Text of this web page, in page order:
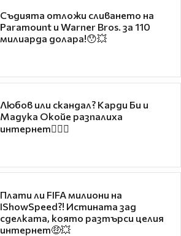
Съдията отложи сливането на
Paramount и Warner Bros. за 110
милиарда долара!😯💥
Любов или скандал? Карди Би и
Мадука Окойе разпалиха
интернет❤️‍🔥🔥
Плати ли FIFA милиони на
IShowSpeed?! Истината зад
сделката, която разтърси целия
интернет🤑💥